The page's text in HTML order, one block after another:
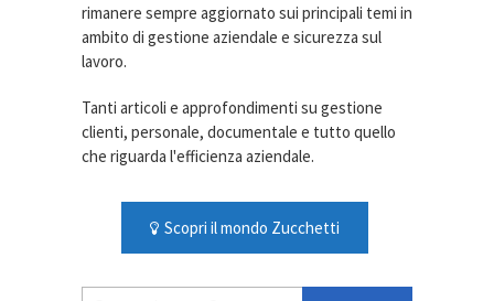
rimanere sempre aggiornato sui principali temi in
ambito di gestione aziendale e sicurezza sul
lavoro.
Tanti articoli e approfondimenti su gestione
clienti, personale, documentale e tutto quello
che riguarda l'efficienza aziendale.
Scopri il mondo Zucchetti